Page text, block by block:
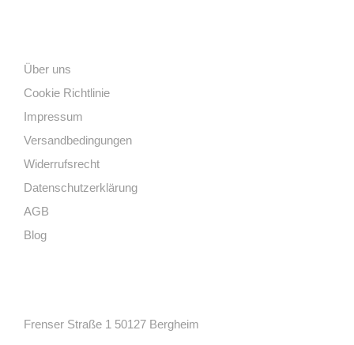
Über uns
Cookie Richtlinie
Impressum
Versandbedingungen
Widerrufsrecht
Datenschutzerklärung
AGB
Blog
Frenser Straße 1 50127 Bergheim